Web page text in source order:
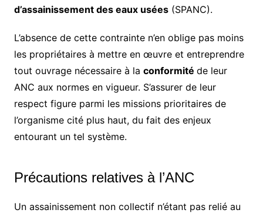
d’assainissement des eaux usées(SPANC).
L’absence de cette contrainte n’en oblige pas moins
les propriétaires à mettre en œuvre et entreprendre
tout ouvrage nécessaire à la conformité de leur
ANC aux normes en vigueur. S’assurer de leur
respect figure parmi les missions prioritaires de
l’organisme cité plus haut, du fait des enjeux
entourant un tel système.
Précautions relatives à l’ANC
Un assainissement non collectif n’étant pas relié au